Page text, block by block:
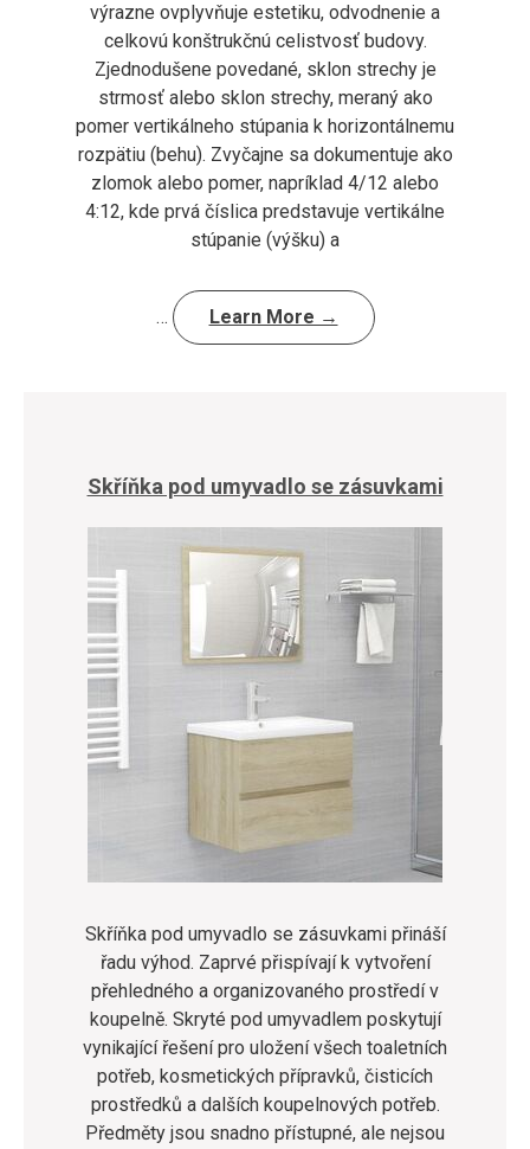
výrazne ovplyvňuje estetiku, odvodnenie a
celkovú konštrukčnú celistvosť budovy.
Zjednodušene povedané, sklon strechy je
strmosť alebo sklon strechy, meraný ako
pomer vertikálneho stúpania k horizontálnemu
rozpätiu (behu). Zvyčajne sa dokumentuje ako
zlomok alebo pomer, napríklad 4/12 alebo
4:12, kde prvá číslica predstavuje vertikálne
stúpanie (výšku) a
… Learn More →
Skříňka pod umyvadlo se zásuvkami
Skříňka pod umyvadlo se zásuvkami přináší
řadu výhod. Zaprvé přispívají k vytvoření
přehledného a organizovaného prostředí v
koupelně. Skryté pod umyvadlem poskytují
vynikající řešení pro uložení všech toaletních
potřeb, kosmetických přípravků, čisticích
prostředků a dalších koupelnových potřeb.
Předměty jsou snadno přístupné, ale nejsou